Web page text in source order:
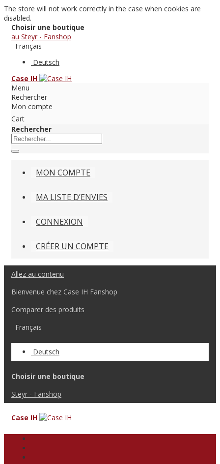
The store will not work correctly in the case when cookies are
disabled.
Choisir une boutique
au Steyr - Fanshop
Français
Deutsch
Case IH
Menu
Rechercher
Mon compte
Cart
Rechercher
MON COMPTE
MA LISTE D’ENVIES
CONNEXION
CRÉER UN COMPTE
Allez au contenu
Bienvenue chez Case IH Fanshop
Comparer des produits
Français
Deutsch
Choisir une boutique
Steyr - Fanshop
Case IH